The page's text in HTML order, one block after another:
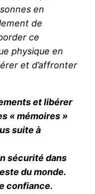
en
de
ce
physique en
et d’affronter
et libérer
« mémoires »
suite à
sécurité dans
du monde.
confiance.